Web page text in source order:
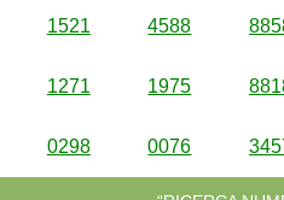
1521 4588
1271 1975
0298 0076